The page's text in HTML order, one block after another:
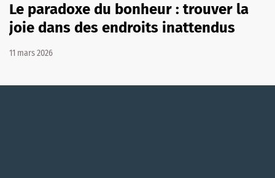
Le paradoxe du bonheur : trouver la
joie dans des endroits inattendus
11 mars 2026